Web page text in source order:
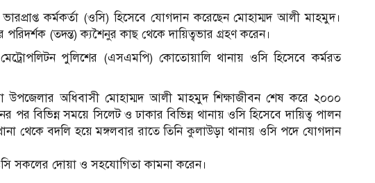
কর্মকর্তা (ওসি) হিসেবে যোগদান করেছেন মোহাম্মদ আলী মাহমুদ।
পরিদর্শক (তদন্ত) ক্যশৈনুর কাছ থেকে দায়িত্বভার গ্রহণ করেন।
পুলিশের (এসএমপি) কোতোয়ালি থানায় ওসি হিসেবে কর্মরত
উপজেলার অধিবাসী মোহাম্মদ আলী মাহমুদ শিক্ষাজীবন শেষ করে ২০০০
বিভিন্ন সময়ে সিলেট ও ঢাকার বিভিন্ন থানায় ওসি হিসেবে দায়িত্ব পালন
থেকে বদলি হয়ে মঙ্গলবার রাতে তিনি কুলাউড়া থানায় ওসি পদে যোগদান
সকলের দোয়া ও সহযোগিতা কামনা করেন।